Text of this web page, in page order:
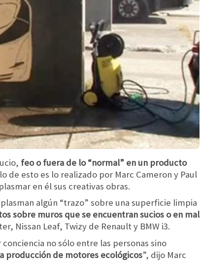
feo o fuera de lo “normal” en un producto
esto es lo realizado por Marc Cameron y Paul
en él sus creativas obras.
algún “trazo” sobre una superficie limpia
sobre muros que se encuentran sucios o en mal
Nissan Leaf, Twizy de Renault y BMW i3.
no sólo entre las personas sino
producción de motores ecológicos”, dijo Marc